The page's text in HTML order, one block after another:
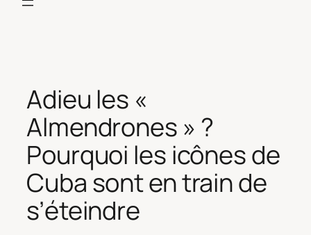
Adieu les «
Almendrones » ?
Pourquoi les icônes de
Cuba sont en train de
s’éteindre